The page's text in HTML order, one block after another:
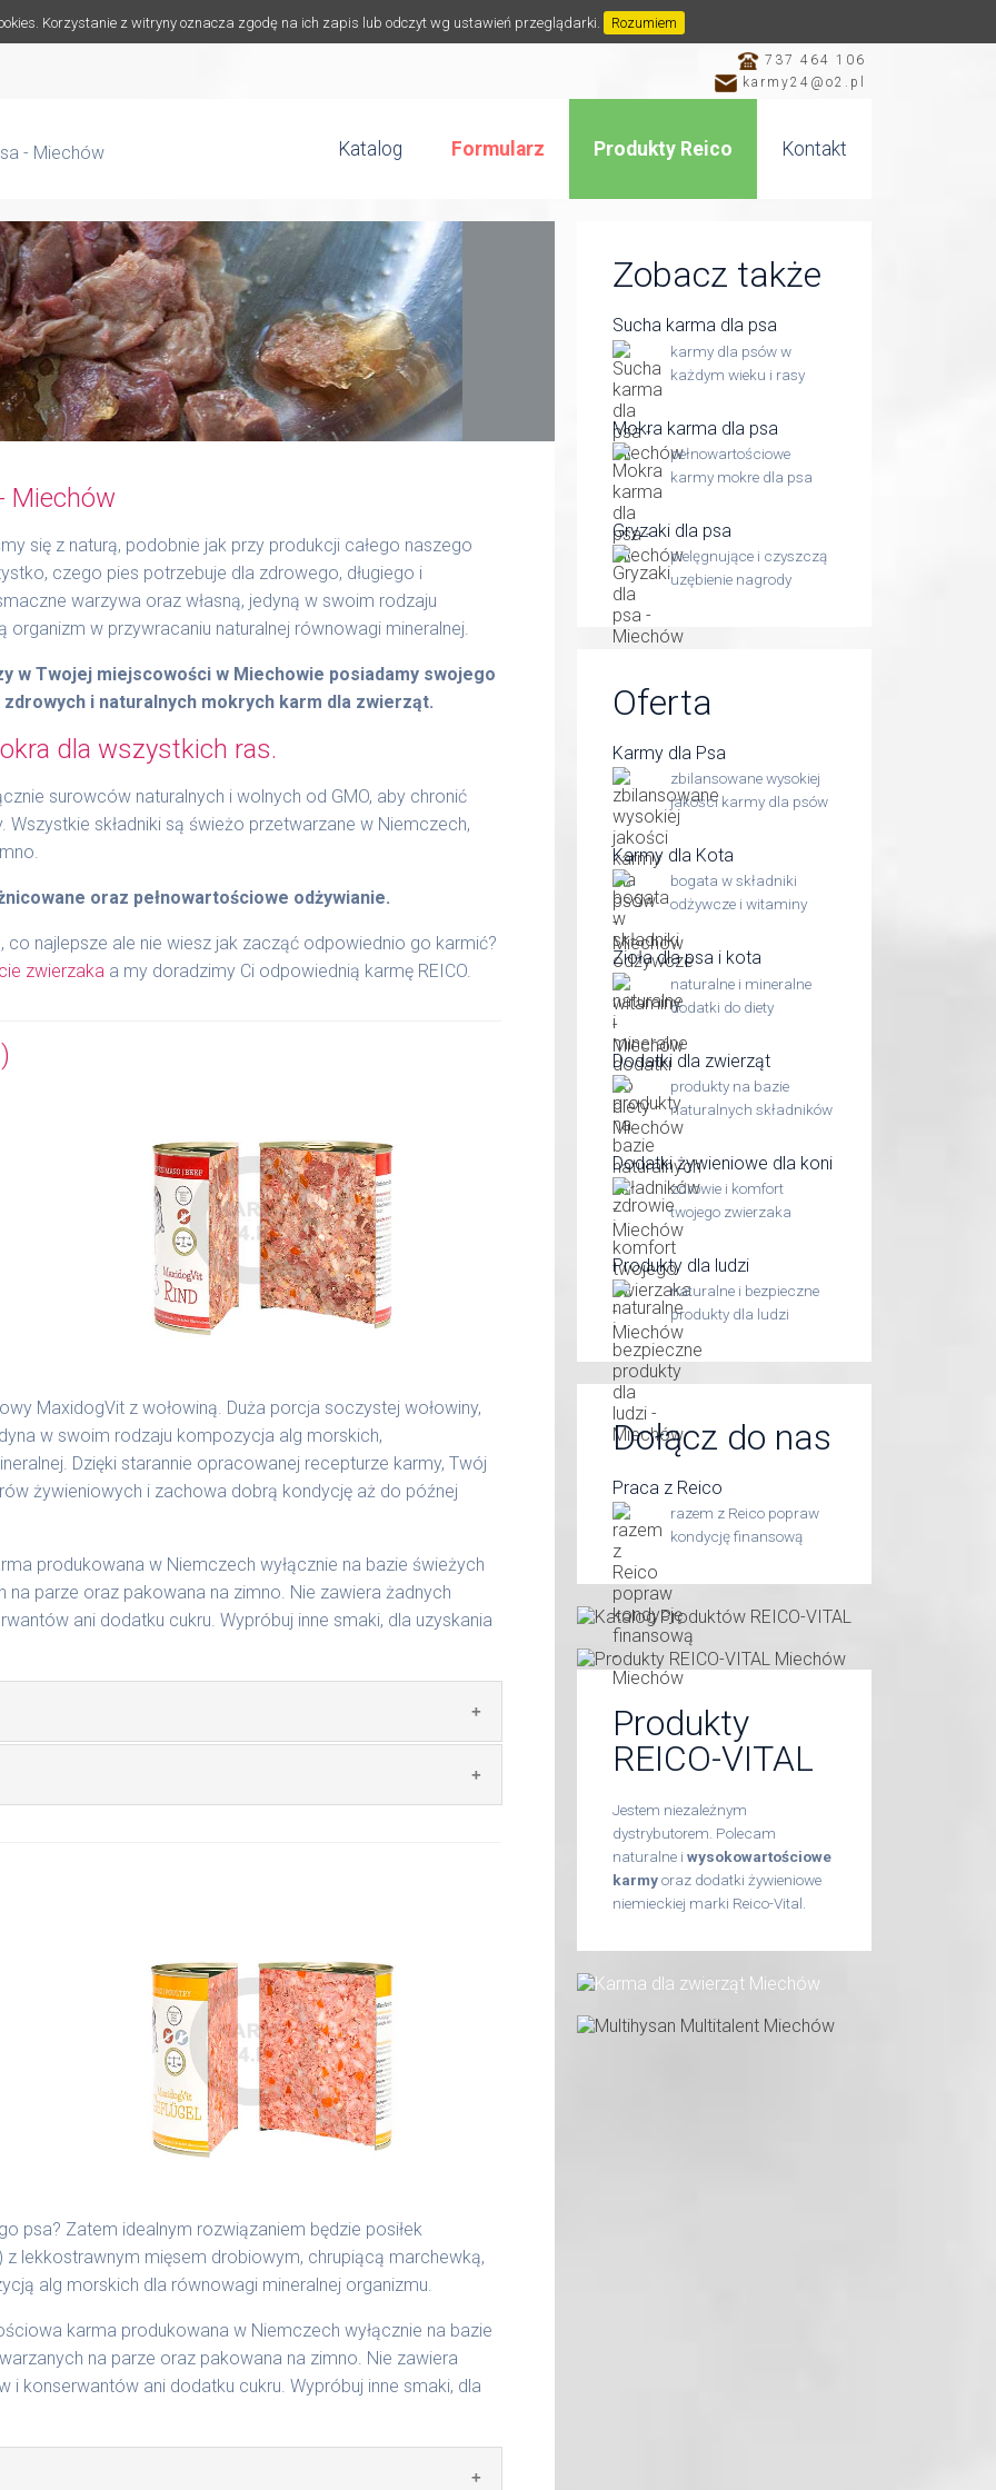
Korzystanie z witryny oznacza zgodę na ich zapis lub odczyt wg ustawień przeglądarki. Rozumiem
737 464 106
karmy24@o2.pl
- Miechów Katalog Formularz Produkty Reico Kontakt
Miechów
się z naturą, podobnie jak przy produkcji całego naszego
czego pies potrzebuje dla zdrowego, długiego i
warzywa oraz własną, jedyną w swoim rodzaju
w przywracaniu naturalnej równowagi mineralnej.
w Twojej miejscowości w Miechowie posiadamy swojego
i naturalnych mokrych karm dla zwierząt.
dla wszystkich ras.
surowców naturalnych i wolnych od GMO, aby chronić
Wszystkie składniki są świeżo przetwarzane w Niemczech,
oraz pełnowartościowe odżywianie.
co najlepsze ale nie wiesz jak zacząć odpowiednio go karmić?
zwierzaka a my doradzimy Ci odpowiednią karmę REICO.
MaxidogVit z wołowiną. Duża porcja soczystej wołowiny,
w swoim rodzaju kompozycja alg morskich,
Dzięki starannie opracowanej recepturze karmy, Twój
żywieniowych i zachowa dobrą kondycję aż do późnej
produkowana w Niemczech wyłącznie na bazie świeżych
parze oraz pakowana na zimno. Nie zawiera żadnych
ani dodatku cukru. Wypróbuj inne smaki, dla uzyskania
69% wołowina, 4% ryż, 4% marchew, bulion
składnikami spożywczymi takimi jak: żołądek, wątroba,
w lodówce, nie dłużej niż 2 dni.
Indywidualne potrzeby zależne są od rasy,
g/1016 | 800 g/1024
psa? Zatem idealnym rozwiązaniem będzie posiłek
lekkostrawnym mięsem drobiowym, chrupiącą marchewką,
alg morskich dla równowagi mineralnej organizmu.
karma produkowana w Niemczech wyłącznie na bazie
na parze oraz pakowana na zimno. Nie zawiera
konserwantów ani dodatku cukru. Wypróbuj inne smaki, dla
Zobacz także
Sucha karma dla psa
karmy dla psów w
każdym wieku i rasy
Mokra karma dla psa
pełnowartościowe
karmy mokre dla psa
Gryzaki dla psa
pielęgnujące i czyszczą
uzębienie nagrody
Oferta
Karmy dla Psa
zbilansowane wysokiej
jakości karmy dla psów
Karmy dla Kota
bogata w składniki
odżywcze i witaminy
Zioła dla psa i kota
naturalne i mineralne
dodatki do diety
Dodatki dla zwierząt
produkty na bazie
naturalnych składników
Dodatki żywieniowe dla koni
zdrowie i komfort
twojego zwierzaka
Produkty dla ludzi
naturalne i bezpieczne
produkty dla ludzi
Dołącz do nas
Praca z Reico
razem z Reico popraw
kondycję finansową
Produkty
REICO-VITAL
Jestem niezależnym
dystrybutorem. Polecam
naturalne i wysokowartościowe
karmyoraz dodatki żywieniowe
niemieckiej marki Reico-Vital.